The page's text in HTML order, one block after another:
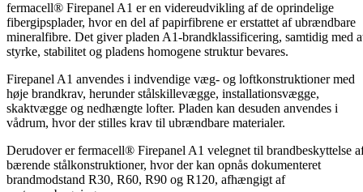
fermacell® Firepanel A1 er en videreudvikling af de oprindelige
fibergipsplader, hvor en del af papirfibrene er erstattet af ubrændbare
mineralfibre. Det giver pladen A1‑brandklassificering, samtidig med
styrke, stabilitet og pladens homogene struktur bevares.
Firepanel A1 anvendes i indvendige væg- og loftkonstruktioner med
høje brandkrav, herunder stålskillevægge, installationsvægge,
skaktvægge og nedhængte lofter. Pladen kan desuden anvendes i
vådrum, hvor der stilles krav til ubrændbare materialer.
Derudover er fermacell® Firepanel A1 velegnet til brandbeskyttelse
bærende stålkonstruktioner, hvor der kan opnås dokumenteret
brandmodstand R30, R60, R90 og R120, afhængigt af